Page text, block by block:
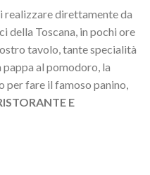
direttamente da
della Toscana, in pochi ore
tavolo, tante specialità
al pomodoro, la
fare il famoso panino,
E